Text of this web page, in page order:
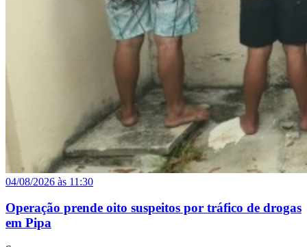
04/08/2026 às 11:30
Operação prende oito suspeitos por tráfico de drogas
em Pipa